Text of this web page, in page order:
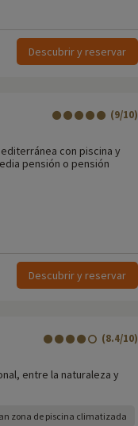
Descubrir y reservar
(9/10)
con piscina y
pensión o pensión
Descubrir y reservar
(8.4/10)
entre la naturaleza y
zona de piscina climatizada